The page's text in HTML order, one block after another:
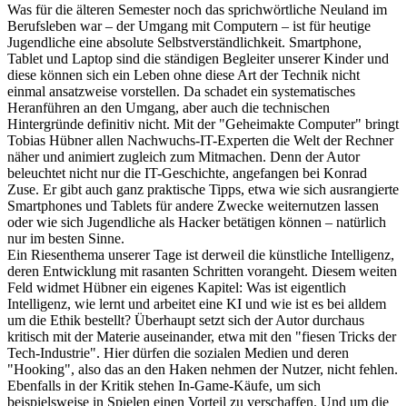
Was für die älteren Semester noch das sprichwörtliche Neuland im
Berufsleben war – der Umgang mit Computern – ist für heutige
Jugendliche eine absolute Selbstverständlichkeit. Smartphone,
Tablet und Laptop sind die ständigen Begleiter unserer Kinder und
diese können sich ein Leben ohne diese Art der Technik nicht
einmal ansatzweise vorstellen. Da schadet ein systematisches
Heranführen an den Umgang, aber auch die technischen
Hintergründe definitiv nicht. Mit der "Geheimakte Computer" bringt
Tobias Hübner allen Nachwuchs-IT-Experten die Welt der Rechner
näher und animiert zugleich zum Mitmachen. Denn der Autor
beleuchtet nicht nur die IT-Geschichte, angefangen bei Konrad
Zuse. Er gibt auch ganz praktische Tipps, etwa wie sich ausrangierte
Smartphones und Tablets für andere Zwecke weiternutzen lassen
oder wie sich Jugendliche als Hacker betätigen können – natürlich
nur im besten Sinne.
Ein Riesenthema unserer Tage ist derweil die künstliche Intelligenz,
deren Entwicklung mit rasanten Schritten vorangeht. Diesem weiten
Feld widmet Hübner ein eigenes Kapitel: Was ist eigentlich
Intelligenz, wie lernt und arbeitet eine KI und wie ist es bei alldem
um die Ethik bestellt? Überhaupt setzt sich der Autor durchaus
kritisch mit der Materie auseinander, etwa mit den "fiesen Tricks der
Tech-Industrie". Hier dürfen die sozialen Medien und deren
"Hooking", also das an den Haken nehmen der Nutzer, nicht fehlen.
Ebenfalls in der Kritik stehen In-Game-Käufe, um sich
beispielsweise in Spielen einen Vorteil zu verschaffen. Und um die